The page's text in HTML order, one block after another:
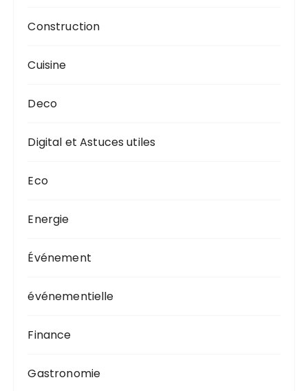
Construction
Cuisine
Deco
Digital et Astuces utiles
Eco
Energie
Événement
événementielle
Finance
Gastronomie